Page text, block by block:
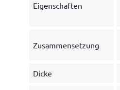
Eigenschaften
Zusammensetzung
Dicke